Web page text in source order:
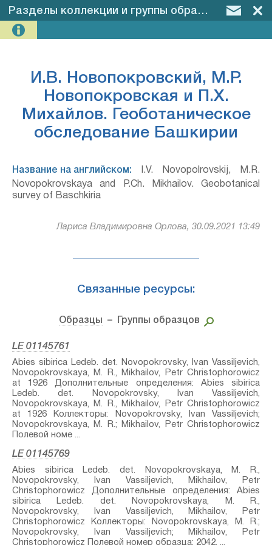
Разделы коллекции и группы образцов –И.В.
И.В. Новопокровский, М.Р.
Новопокровская и П.Х.
Михайлов. Геоботаническое
обследование Башкирии
Название на английском: I.V. Novopolrovskij, M.R.
Novopokrovskaya and P.Ch. Mikhailov. Geobotanical
survey of Baschkiria
Лариса Владимировна Орлова, 30.09.2021 13:49
Связанные ресурсы:
Образцы – Группы образцов
LE 01145761
Abies sibirica Ledeb.⁣ det. Novopokrovsky, Ivan Vassiljevich,
Novopokrovskaya, M. R., Mikhailov, Petr Christophorowicz
at 1926 Дополнительные определения: Abies sibirica
Ledeb.⁣ det. Novopokrovsky, Ivan Vassiljevich,
Novopokrovskaya, M. R., Mikhailov, Petr Christophorowicz
at 1926 Коллекторы: Novopokrovsky, Ivan Vassiljevich;
Novopokrovskaya, M. R.; Mikhailov, Petr Christophorowicz
Полевой номе ...
LE 01145769
Abies sibirica Ledeb.⁣ det. Novopokrovskaya, M. R.,
Novopokrovsky, Ivan Vassiljevich, Mikhailov, Petr
Christophorowicz Дополнительные определения: Abies
sibirica Ledeb.⁣ det. Novopokrovskaya, M. R.,
Novopokrovsky, Ivan Vassiljevich, Mikhailov, Petr
Christophorowicz Коллекторы: Novopokrovskaya, M. R.;
Novopokrovsky, Ivan Vassiljevich; Mikhailov, Petr
Christophorowicz Полевой номер образца: 2042. ...